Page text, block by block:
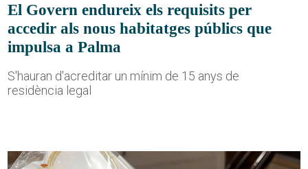
El Govern endureix els requisits per
accedir als nous habitatges públics que
impulsa a Palma
S'hauran d'acreditar un mínim de 15 anys de
residència legal